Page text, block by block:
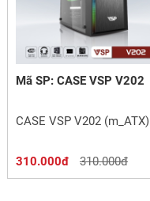
Mã SP: CASE VSP V202
CASE VSP V202 (m_ATX)
310.000đ 310.000đ